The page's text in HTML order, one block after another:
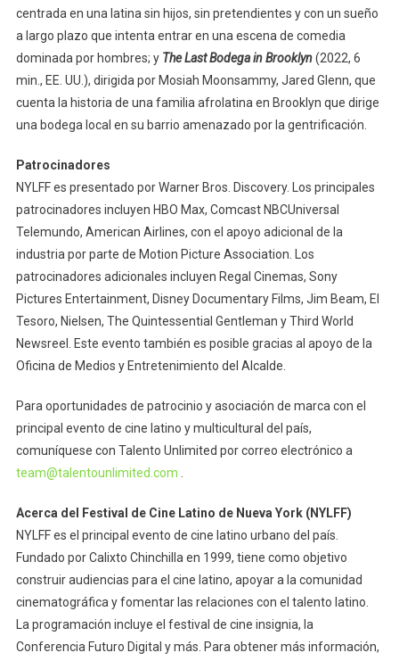
centrada en una latina sin hijos, sin pretendientes y con un sueño
a largo plazo que intenta entrar en una escena de comedia
dominada por hombres; y TheLast Bodega in Brooklyn(2022, 6
min., EE. UU.), dirigida por Mosiah Moonsammy, Jared Glenn, que
cuenta la historia de una familia afrolatina en Brooklyn que dirige
una bodega local en su barrio amenazado por la gentrificación.
Patrocinadores
NYLFF es presentado por Warner Bros. Discovery. Los principales
patrocinadores incluyen HBO Max, Comcast NBCUniversal
Telemundo, American Airlines, con el apoyo adicional de la
industria por parte de Motion Picture Association. Los
patrocinadores adicionales incluyen Regal Cinemas, Sony
Pictures Entertainment, Disney Documentary Films, Jim Beam, El
Tesoro, Nielsen, The Quintessential Gentleman y Third World
Newsreel. Este evento también es posible gracias al apoyo de la
Oficina de Medios y Entretenimiento del Alcalde.
Para oportunidades de patrocinio y asociación de marca con el
principal evento de cine latino y multicultural del país,
comuníquese con Talento Unlimited por correo electrónico a
team@talentounlimited.com .
Acerca del Festival de Cine Latino de Nueva York (NYLFF)
NYLFF es el principal evento de cine latino urbano del país.
Fundado por Calixto Chinchilla en 1999, tiene como objetivo
construir audiencias para el cine latino, apoyar a la comunidad
cinematográfica y fomentar las relaciones con el talento latino.
La programación incluye el festival de cine insignia, la
Conferencia Futuro Digital y más. Para obtener más información,